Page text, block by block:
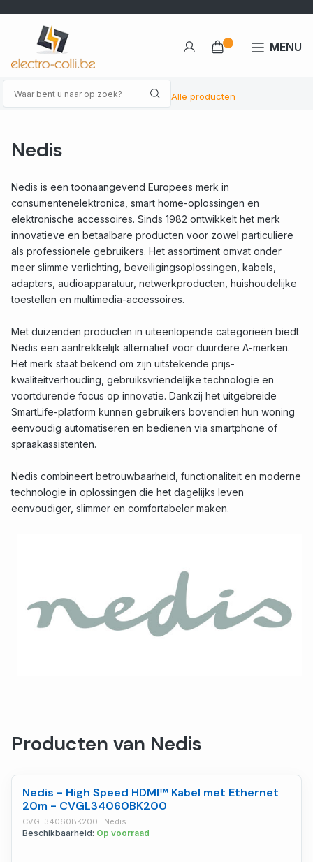
Alle producten
MENU
Nedis
Nedis is een toonaangevend Europees merk in
consumentenelektronica, smart home-oplossingen en
elektronische accessoires. Sinds 1982 ontwikkelt het merk
innovatieve en betaalbare producten voor zowel particuliere
als professionele gebruikers. Het assortiment omvat onder
meer slimme verlichting, beveiligingsoplossingen, kabels,
adapters, audioapparatuur, netwerkproducten, huishoudelijke
toestellen en multimedia-accessoires.
Met duizenden producten in uiteenlopende categorieën biedt
Nedis een aantrekkelijk alternatief voor duurdere A-merken.
Het merk staat bekend om zijn uitstekende prijs-
kwaliteitverhouding, gebruiksvriendelijke technologie en
voortdurende focus op innovatie. Dankzij het uitgebreide
SmartLife-platform kunnen gebruikers bovendien hun woning
eenvoudig automatiseren en bedienen via smartphone of
spraakassistenten.
Nedis combineert betrouwbaarheid, functionaliteit en moderne
technologie in oplossingen die het dagelijks leven
eenvoudiger, slimmer en comfortabeler maken.
Producten van Nedis
Nedis - High Speed ​​HDMI™ Kabel met Ethernet
20m - CVGL34060BK200
CVGL34060BK200 · Nedis
Beschikbaarheid: Op voorraad